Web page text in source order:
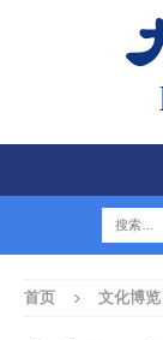
首页 文化博览